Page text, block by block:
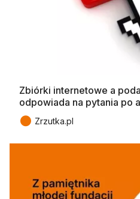
Zbiórki internetowe a
odpowiada na pytania po
● Zrzutka.pl